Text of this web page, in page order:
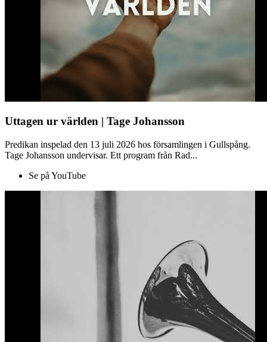
Uttagen ur världen | Tage Johansson
Predikan inspelad den 13 juli 2026 hos församlingen i Gullspång.
Tage Johansson undervisar. Ett program från Rad...
Se på YouTube